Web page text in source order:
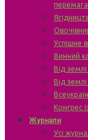
Успішне
Винний
Від
Від
Конгрес
Журнали
Усі